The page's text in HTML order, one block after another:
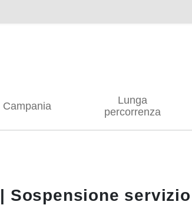
Campania
Lunga
percorrenza
Sospensione